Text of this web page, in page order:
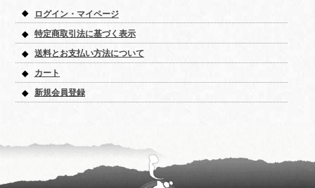
ログイン・マイページ
特定商取引法に基づく表示
送料とお支払い方法について
カート
新規会員登録